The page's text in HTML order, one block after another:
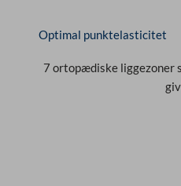
Optimal punktelasticitet
7 ortopædiske liggezoner